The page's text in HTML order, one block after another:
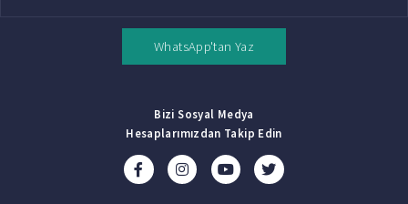
WhatsApp'tan Yaz
Bizi Sosyal Medya
Hesaplarımızdan Takip Edin